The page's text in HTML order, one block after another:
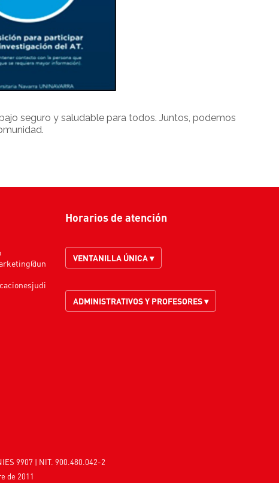
seguro y saludable para todos. Juntos, podemos
Horarios de atención
VENTANILLA ÚNICA ▾
ADMINISTRATIVOS Y PROFESORES ▾
9907 | NIT. 900.480.042-2
de 2011